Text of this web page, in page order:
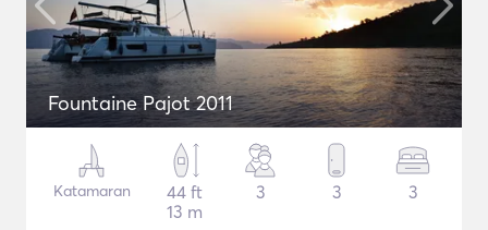
Fountaine Pajot 2011
Katamaran
44 ft
13 m
3 3 3